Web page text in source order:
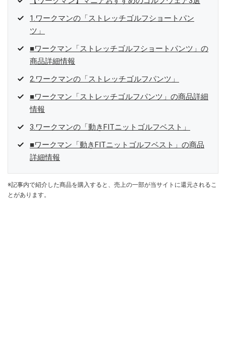
1.ワークマンの「ストレッチゴルフショートパン
ツ」
■ワークマン「ストレッチゴルフショートパンツ」の
商品詳細情報
2.ワークマンの「ストレッチゴルフパンツ」
■ワークマン「ストレッチゴルフパンツ」の商品詳細
情報
3.ワークマンの「動きFITニットゴルフベスト」
■ワークマン「動きFITニットゴルフベスト」の商品
詳細情報
※記事内で紹介した商品を購入すると、売上の一部が当サイトに還元されるこ
とがあります。